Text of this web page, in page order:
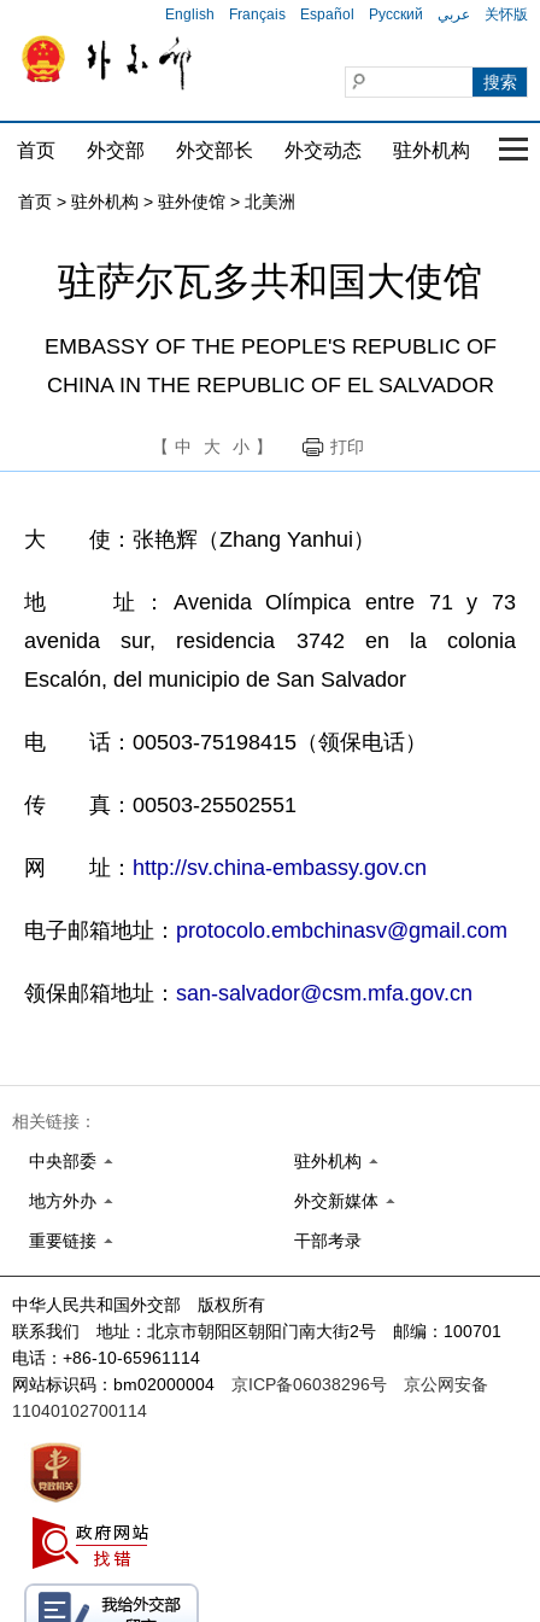
English Français Español Русский عربي 关怀版
首页 外交部 外交部长 外交动态 驻外机构 国
首页 > 驻外机构 > 驻外使馆 > 北美洲
驻萨尔瓦多共和国大使馆
EMBASSY OF THE PEOPLE'S REPUBLIC OF
CHINA IN THE REPUBLIC OF EL SALVADOR
【 中 大 小 】 打印
大 使：张艳辉（Zhang Yanhui）
地 址：Avenida Olímpica entre 71 y 73
avenida sur, residencia 3742 en la colonia
Escalón, del municipio de San Salvador
电 话：00503-75198415（领保电话）
传 真：00503-25502551
网 址： http://sv.china-embassy.gov.cn
电子邮箱地址： protocolo.embchinasv@gmail.com
领保邮箱地址： san-salvador@csm.mfa.gov.cn
相关链接：
中央部委 驻外机构
地方外办 外交新媒体
重要链接 干部考录
中华人民共和国外交部 版权所有
联系我们 地址：北京市朝阳区朝阳门南大街2号 邮编：100701
电话：+86-10-65961114
网站标识码：bm02000004 京ICP备06038296号
京公网安备
11040102700114